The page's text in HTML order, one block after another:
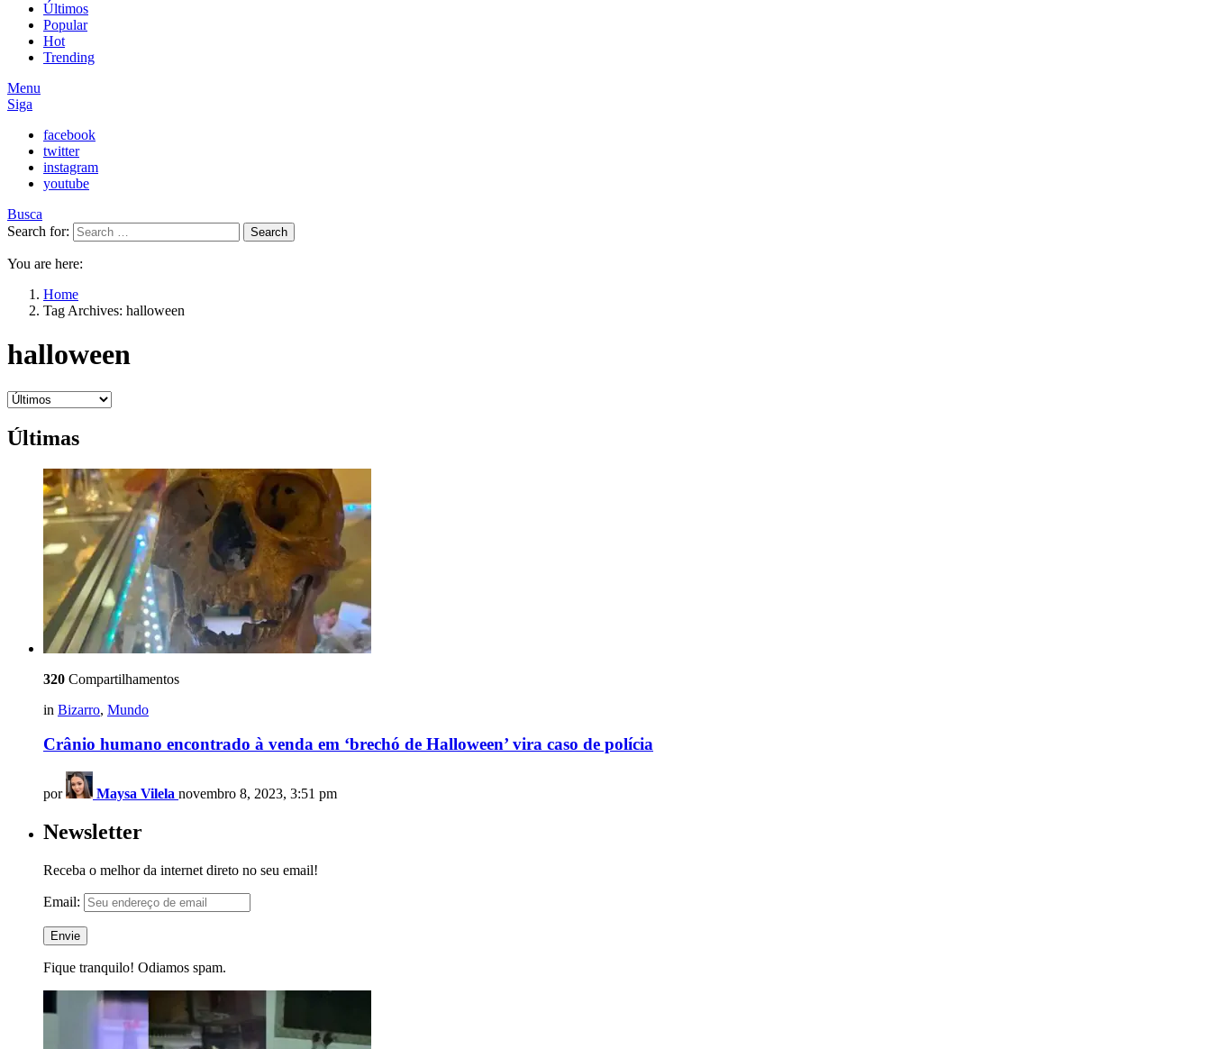
Últimos
Popular
Hot
Trending
Menu
Siga
facebook
twitter
instagram
youtube
Busca
Search for:
Search
You are here:
Home
Tag Archives: halloween
halloween
Últimas
320 Compartilhamentos
in Bizarro, Mundo
Crânio humano encontrado à venda em ‘brechó de Halloween’ vira caso de polícia
por Maysa Vilela novembro 8, 2023, 3:51 pm
Newsletter
Receba o melhor da internet direto no seu email!
Email:
Fique tranquilo! Odiamos spam.